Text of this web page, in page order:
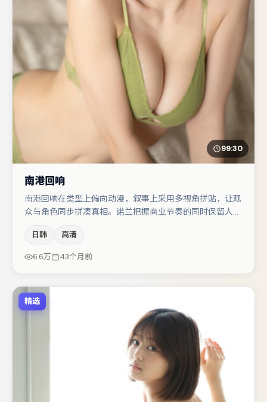
99:30
南港回响
南港回响在类型上偏向动漫，叙事上采用多视角拼贴，让观
众与角色同步拼凑真相。诺兰把握商业节奏的同时保留人物
洁、马丽、雷佳音等，角色动机前后呼应，适合喜欢抠台词
与伏笔的观众。若你偏爱强类型与清晰主线，这部作品值得
日韩 高清
6.6万 43个月前
精选